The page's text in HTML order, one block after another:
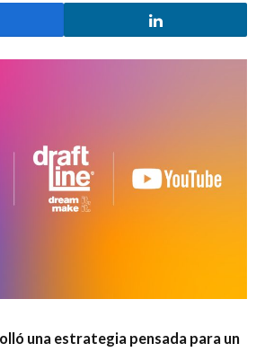
una estrategia pensada para un